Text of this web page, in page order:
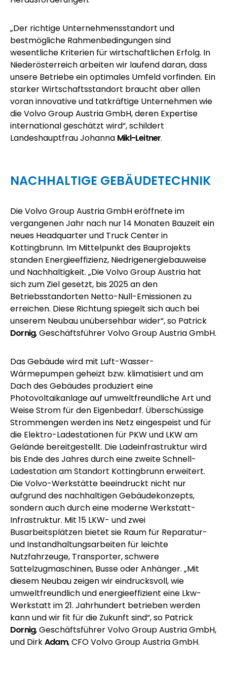
„Der richtige Unternehmensstandort und
bestmögliche Rahmenbedingungen sind
wesentliche Kriterien für wirtschaftlichen Erfolg. In
Niederösterreich arbeiten wir laufend daran, dass
unsere Betriebe ein optimales Umfeld vorfinden. Ein
starker Wirtschaftsstandort braucht aber allen
voran innovative und tatkräftige Unternehmen wie
die Volvo Group Austria GmbH, deren Expertise
international geschätzt wird“, schildert
Landeshauptfrau Johanna Mikl-Leitner.
NACHHALTIGE GEBÄUDETECHNIK
DieVolvo Group Austria GmbHeröffnete im
vergangenen Jahr nach nur 14 Monaten Bauzeit ein
neues Headquarter und Truck Center in
Kottingbrunn. Im Mittelpunkt des Bauprojekts
standen Energieeffizienz, Niedrigenergiebauweise
und Nachhaltigkeit. „Die Volvo Group Austria hat
sich zum Ziel gesetzt, bis 2025 an den
Betriebsstandorten Netto-Null-Emissionen zu
erreichen. Diese Richtung spiegelt sich auch bei
unserem Neubau unübersehbar wider“, so Patrick
Dornig, Geschäftsführer Volvo Group Austria GmbH.
Das Gebäude wird mit Luft-Wasser-
Wärmepumpen geheizt bzw. klimatisiert und am
Dach des Gebäudes produziert eine
Photovoltaikanlage auf umweltfreundliche Art und
Weise Strom für den Eigenbedarf. Überschüssige
Strommengen werden ins Netz eingespeist und für
die Elektro-Ladestationen für PKW und LKW am
Gelände bereitgestellt. Die Ladeinfrastruktur wird
bis Ende des Jahres durch eine zweite Schnell-
Ladestation am Standort Kottingbrunn erweitert.
Die Volvo-Werkstätte beeindruckt nicht nur
aufgrund des nachhaltigen Gebäudekonzepts,
sondern auch durch eine moderne Werkstatt-
Infrastruktur. Mit 15 LKW- und zwei
Busarbeitsplätzen bietet sie Raum für Reparatur-
und Instandhaltungsarbeiten für leichte
Nutzfahrzeuge, Transporter, schwere
Sattelzugmaschinen, Busse oder Anhänger. „Mit
diesem Neubau zeigen wir eindrucksvoll, wie
umweltfreundlich und energieeffizient eine Lkw-
Werkstatt im 21. Jahrhundert betrieben werden
kann und wir fit für die Zukunft sind“, so Patrick
Dornig, Geschäftsführer Volvo Group Austria GmbH,
und DirkAdam, CFO Volvo Group Austria GmbH.